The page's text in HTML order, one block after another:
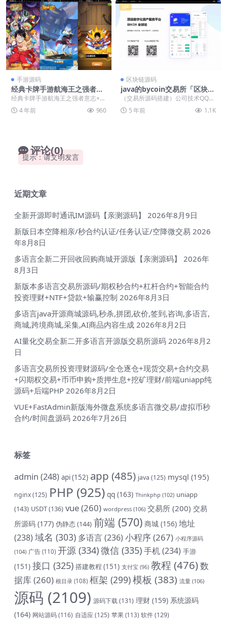
VIP
手游源码
经典卡牌手游航海王之强者意
志+视频教程Win半手工服务
「亲测源码」
经典卡牌手游航海王之强者意志+视
频教程Win半手工服务端+GM后台
+安卓苹果双端...
4 年前 960
VIP
区块链源码
java的bycoin交易所「区块链
源码」
（交易所源码搭建）公司技术QQ：
34401713，最新版源码 好友打包
回来的，但...
5 年前 1.1K
评论(0)
提示：请文明发言
近期文章
全新开源即时通讯IM源码【亲测源码】
2026年8月9日
新版日本空降相亲/秒合约认证/任务认证/空降微交易 2026
年8月8日
多语言全新二开回收回购商城开源版【亲测源码】
2026年
8月3日
新版本多语言交易所源码/期权秒合约+杠杆合约+智能合约
投资理财+NTF+贷款+输赢控制 2026年8月3日
多语言java开源商城源码,秒杀,拼团,砍价,签到,咨询,多语言,
商城,跨境商城,采集,AI商品内容生成 2026年8月2日
AI量化交易全新二开多语言开源版交易所源码 2026年8月2
日
多语言交易所投资理财源码/全仓逐仓+现货交易+合约交易
+闪期权交易+币币申购+质押生息+挖矿理财/前端uniapp纯
源码+后端PHP 2026年8月2日
VUE+FastAdmin新版海外微盘系统多语言微交易/虚拟币秒
合约/时间盘源码 2026年7月26日
标签
admin (248) api(152) app (485) java (125) mysql (195)
nginx(125) PHP (925) qq (163) Thinkphp (102) uniapp
(143) USDT(136) vue(260) wordpress (106) 交易所 (200) 交易
所源码 (177) 伪静态(144) 前端 (570) 商城 (156) 地址
(238)域名 (303) 多语言(236) 小程序(267) 小程序源码
(104) 广告 (110) 开源 (334)微信 (335)手机(234) 手游
(151) 接口 (325) 搭建教程 (151) 支付宝 (96) 教程 (476)数
据库(260) 根目录 (108) 框架 (299)模板 (383) 流量 (106)
源码 (2109) 源码下载(131) 理财 (159) 系统源码
(164) 网站源码(116) 自适应(125) 苹果 (113) 软件(129)